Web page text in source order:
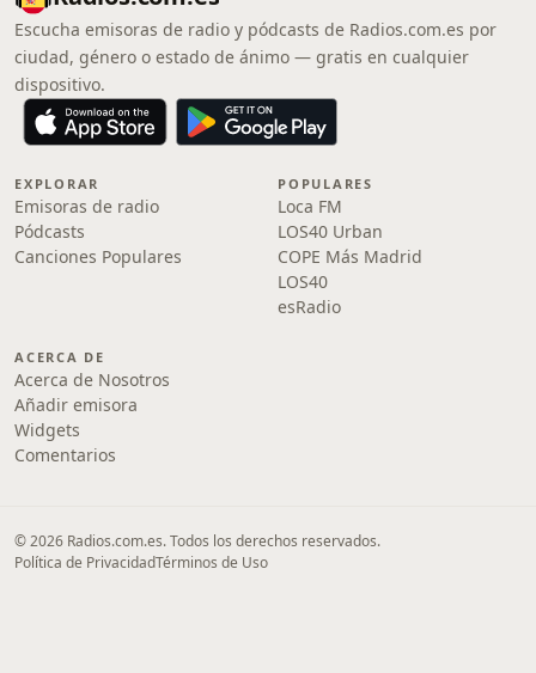
Escucha emisoras de radio y pódcasts de Radios.com.es por
ciudad, género o estado de ánimo — gratis en cualquier
dispositivo.
EXPLORAR
Emisoras de radio
Pódcasts
Canciones Populares
POPULARES
Loca FM
LOS40 Urban
COPE Más Madrid
LOS40
esRadio
ACERCA DE
Acerca de Nosotros
Añadir emisora
Widgets
Comentarios
© 2026 Radios.com.es. Todos los derechos reservados.
Política de PrivacidadTérminos de Uso